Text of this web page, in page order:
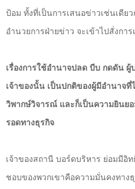
ป้อม ทั้งที่เป็นการเสนอข่าวเช่นเดีย
อำนวยการฝ่ายข่าว จะเข้าไปสั่งการ
เรื่องการใช้อำนาจปลด บีบ กดดัน
เจ้าของนั้น เป็นปกติของผู้มีอำนาจที่
วิพากษ์วิจารณ์ และก็เป็นความยินย
รอดทางธุรกิจ
เจ้าของสถานี บอร์ดบริหาร ย่อมมีอิ
ชอบของพวกเขาคือความมั่นคงทา